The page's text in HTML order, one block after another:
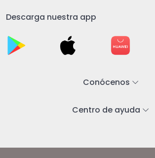
Descarga nuestra app
Conócenos
Centro de ayuda